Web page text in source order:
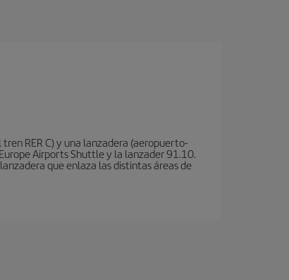
RER C) y una lanzadera (aeropuerto-
Airports Shuttle y la lanzader 91.10.
que enlaza las distintas áreas de